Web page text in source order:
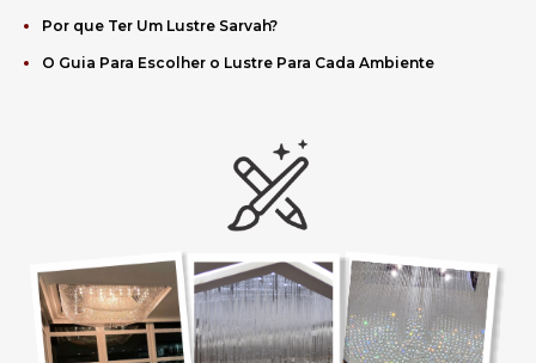
Por que Ter Um Lustre Sarvah?
O Guia Para Escolher o Lustre Para Cada Ambiente